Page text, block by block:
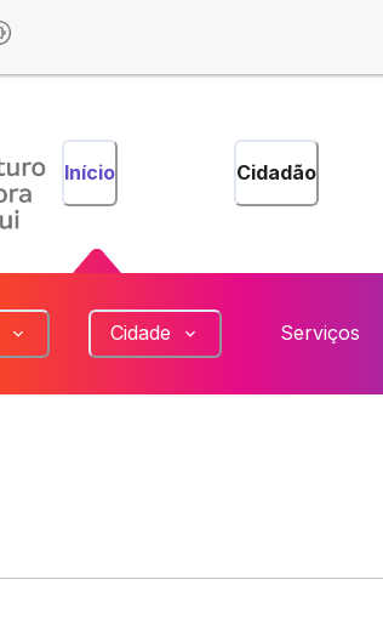
Início Cidadão
Cidade Serviços